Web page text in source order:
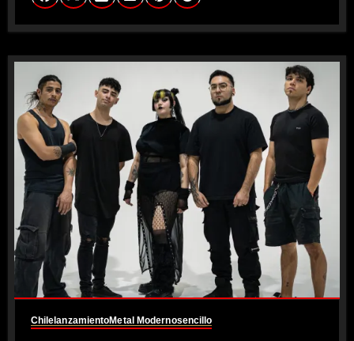
ChilelanzamientoMetal Modernosencillo